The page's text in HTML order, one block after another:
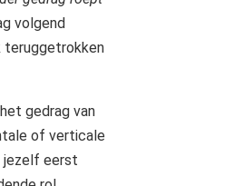
volgend
teruggetrokken
gedrag van
of verticale
jezelf eerst